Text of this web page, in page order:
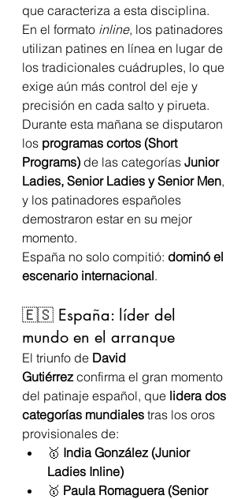
que caracteriza a esta disciplina.
En el formato inline, los patinadores
utilizan patines en línea en lugar de
los tradicionales cuádruples, lo que
exige aún más control del eje y
precisión en cada salto y pirueta.
Durante esta mañana se disputaron
los programas cortos (Short
Programs) de las categorías Junior
Ladies, Senior Ladies y Senior Men,
y los patinadores españoles
demostraron estar en su mejor
momento.
España no solo compitió: dominó el
escenario internacional.
🇪🇸 España: líder del
mundo en el arranque
El triunfo de David
Gutiérrez confirma el gran momento
del patinaje español, que lidera dos
categorías mundiales tras los oros
provisionales de:
🥇 India González (Junior
Ladies Inline)
🥇 Paula Romaguera (Senior